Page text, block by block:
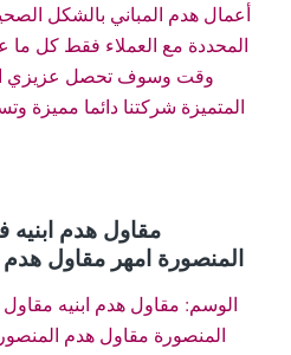
أعمال هدم المباني بالشكل
المحددة مع العملاء فقط كل ما
وقت وسوف تحصل عزيزي
المتميزة شركتنا دائما مميزة
مقاول هدم
المنصورة امهر مقاول هدم
الوسم: مقاول هدم ابنيه
المنصورة مقاول هدم